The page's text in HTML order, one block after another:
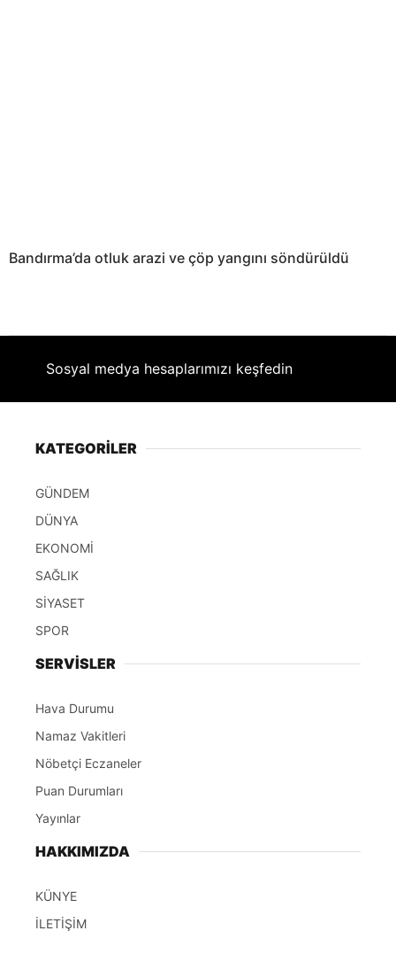
Bandırma’da otluk arazi ve çöp yangını söndürüldü
Sosyal medya hesaplarımızı keşfedin
KATEGORİLER
GÜNDEM
DÜNYA
EKONOMİ
SAĞLIK
SİYASET
SPOR
SERVİSLER
Hava Durumu
Namaz Vakitleri
Nöbetçi Eczaneler
Puan Durumları
Yayınlar
HAKKIMIZDA
KÜNYE
İLETİŞİM